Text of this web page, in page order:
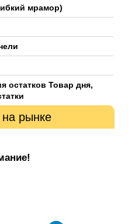
мрамор)
остатков Товар дня,
рынке